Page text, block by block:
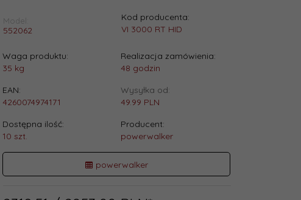
Model:
552062
Kod producenta:
VI 3000 RT HID
Waga produktu:
35 kg
Realizacja zamówienia:
48 godzin
EAN:
4260074974171
Wysyłka od:
49.99 PLN
Dostępna ilość:
10 szt.
Producent:
powerwalker
powerwalker